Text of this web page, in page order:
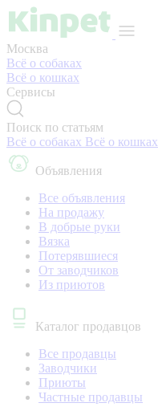
Москва
Всё о собаках
Всё о кошках
Сервисы
Поиск по статьям
Всё о собаках Всё о кошках
Объявления
Все объявления
На продажу
В добрые руки
Вязка
Потерявшиеся
От заводчиков
Из приютов
Каталог продавцов
Все продавцы
Заводчики
Приюты
Частные продавцы